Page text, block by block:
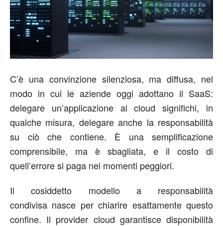
C’è una convinzione silenziosa, ma diffusa, nel
modo in cui le aziende oggi adottano il SaaS:
delegare un’applicazione al cloud significhi, in
qualche misura, delegare anche la responsabilità
su ciò che contiene. È una semplificazione
comprensibile, ma è sbagliata, e il costo di
quell’errore si paga nei momenti peggiori.
Il cosiddetto modello a responsabilità
condivisa nasce per chiarire esattamente questo
confine. Il provider cloud garantisce disponibilità